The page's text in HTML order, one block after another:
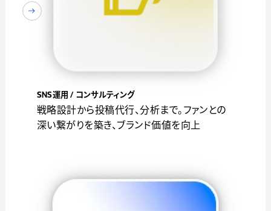
SNS運用 / コンサルティング
戦略設計から投稿代行、分析まで。ファンとの
深い繋がりを築き、ブランド価値を向上